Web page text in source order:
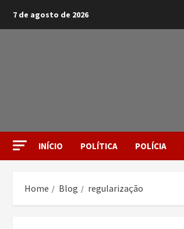
7 de agosto de 2026
INÍCIO POLÍTICA POLÍCIA
Home Blog regularização